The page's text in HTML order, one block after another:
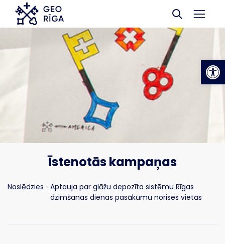
Skip to main content
Īstenotās kampaņas
Noslēdzies
Aptauja par glāžu depozīta sistēmu Rīgas
dzimšanas dienas pasākumu norises vietās